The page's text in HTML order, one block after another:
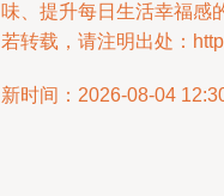
、提升每日生活幸福感
转载，请注明出处：
时间：2026-08-04